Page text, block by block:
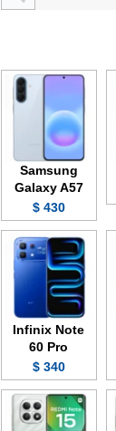
Samsung
Galaxy A57
430 $
Infinix Note
60 Pro
340 $